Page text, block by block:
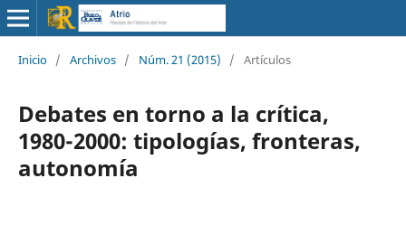
Inicio / Archivos / Núm. 21 (2015) / Artículos
Debates en torno a la crítica,
1980-2000: tipologías, fronteras,
autonomía